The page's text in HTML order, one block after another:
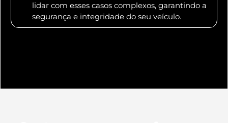
lidar com esses casos complexos, garantindo a
segurança e integridade do seu veículo.